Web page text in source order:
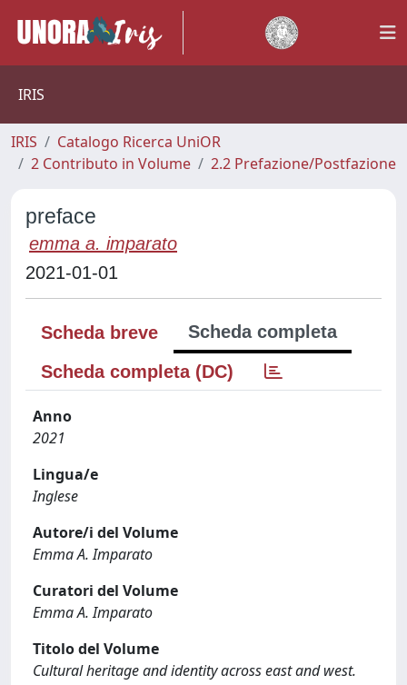
IRIS
IRIS
Catalogo Ricerca UniOR
2 Contributo in Volume
2.2 Prefazione/Postfazione
preface
emma a. imparato
2021-01-01
Scheda breve
Scheda completa
Scheda completa (DC)
Anno
2021
Lingua/e
Inglese
Autore/i del Volume
Emma A. Imparato
Curatori del Volume
Emma A. Imparato
Titolo del Volume
Cultural heritage and identity across east and west.